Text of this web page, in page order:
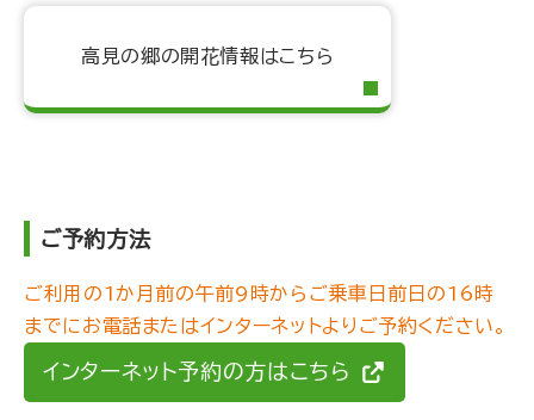
高見の郷の開花情報はこちら
ご予約方法
ご利用の1か月前の午前9時からご乗車日前日の16時
までにお電話またはインターネットよりご予約ください。
インターネット予約の方はこちら